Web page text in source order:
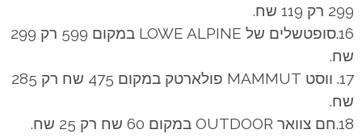
299 רק 119 שח.
16.סופטשלים של LOWE ALPINE במקום 599 רק 299
שח.
17. ווסט MAMMUT פולארטק במקום 475 שח רק 285
שח.
18.חם צוואר OUTDOOR במקום 60 שח רק 25 שח.